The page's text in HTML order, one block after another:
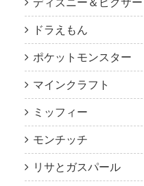
ディズニー＆ピクサー
ドラえもん
ポケットモンスター
マインクラフト
ミッフィー
モンチッチ
リサとガスパール